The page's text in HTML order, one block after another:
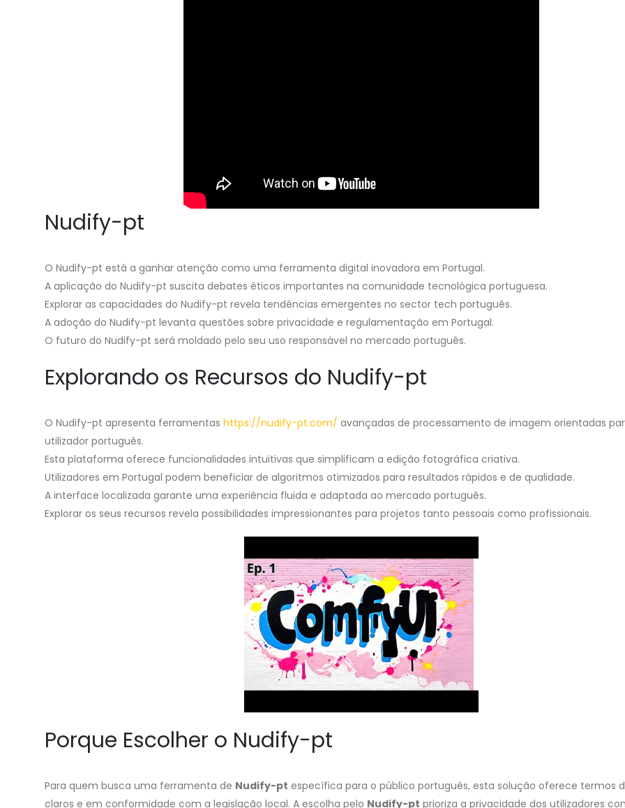
Nudify-pt
O Nudify-pt está a ganhar atenção como uma ferramenta digital inovadora em Portugal.
A aplicação do Nudify-pt suscita debates éticos importantes na comunidade tecnológica portuguesa.
Explorar as capacidades do Nudify-pt revela tendências emergentes no sector tech português.
A adoção do Nudify-pt levanta questões sobre privacidade e regulamentação em Portugal.
O futuro do Nudify-pt será moldado pelo seu uso responsável no mercado português.
Explorando os Recursos do Nudify-pt
O Nudify-pt apresenta ferramentas https://nudify-pt.com/ avançadas de processamento de imagem orientadas
utilizador português.
Esta plataforma oferece funcionalidades intuitivas que simplificam a edição fotográfica criativa.
Utilizadores em Portugal podem beneficiar de algoritmos otimizados para resultados rápidos e de qualidade.
A interface localizada garante uma experiência fluida e adaptada ao mercado português.
Explorar os seus recursos revela possibilidades impressionantes para projetos tanto pessoais como profissionais.
Porque Escolher o Nudify-pt
Para quem busca uma ferramenta de Nudify-pt específica para o público português, esta solução oferece termos
claros e em conformidade com a legislação local. A escolha pelo Nudify-pt prioriza a privacidade dos utilizadores